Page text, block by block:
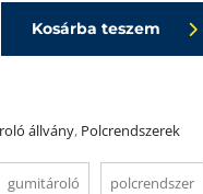
was:
150
Ft.
is:
125
Kosárba teszem
állvány, Polcrendszerek
gumitároló polcrendszer